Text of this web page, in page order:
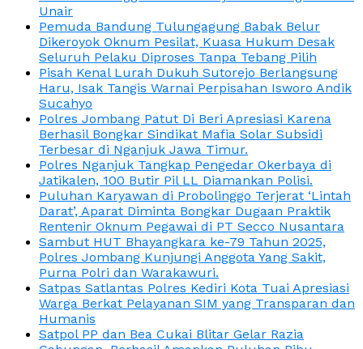
Unair
Pemuda Bandung Tulungagung Babak Belur
Dikeroyok Oknum Pesilat, Kuasa Hukum Desak
Seluruh Pelaku Diproses Tanpa Tebang Pilih
Pisah Kenal Lurah Dukuh Sutorejo Berlangsung
Haru, Isak Tangis Warnai Perpisahan Isworo Andik
Sucahyo
Polres Jombang Patut Di Beri Apresiasi Karena
Berhasil Bongkar Sindikat Mafia Solar Subsidi
Terbesar di Nganjuk Jawa Timur.
Polres Nganjuk Tangkap Pengedar Okerbaya di
Jatikalen, 100 Butir Pil LL Diamankan Polisi.
Puluhan Karyawan di Probolinggo Terjerat ‘Lintah
Darat’, Aparat Diminta Bongkar Dugaan Praktik
Rentenir Oknum Pegawai di PT Secco Nusantara
Sambut HUT Bhayangkara ke-79 Tahun 2025,
Polres Jombang Kunjungi Anggota Yang Sakit,
Purna Polri dan Warakawuri.
Satpas Satlantas Polres Kediri Kota Tuai Apresiasi
Warga Berkat Pelayanan SIM yang Transparan dan
Humanis
Satpol PP dan Bea Cukai Blitar Gelar Razia